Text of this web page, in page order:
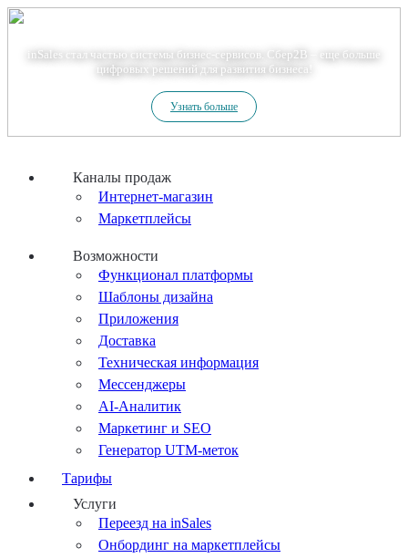
inSales стал частью системы бизнес-сервисов. Сбер2В – еще больше
цифровых решений для развития бизнеса!
Узнать больше
Каналы продаж
Интернет-магазин
Маркетплейсы
Возможности
Функционал платформы
Шаблоны дизайна
Приложения
Доставка
Техническая информация
Мессенджеры
AI-Аналитик
Маркетинг и SEO
Генератор UTM-меток
Тарифы
Услуги
Переезд на inSales
Онбординг на маркетплейсы